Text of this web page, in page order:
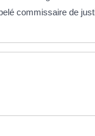
commissaire de